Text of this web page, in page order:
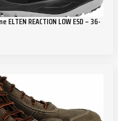
REACTION LOW ESD – 36-